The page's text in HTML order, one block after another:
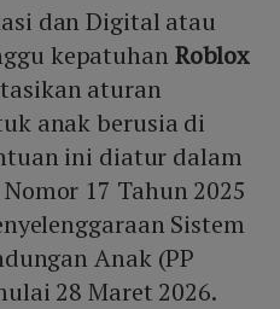
dan Digital atau
kepatuhan Roblox
aturan
anak berusia di
ini diatur dalam
17 Tahun 2025
Sistem
Anak (PP
28 Maret 2026.